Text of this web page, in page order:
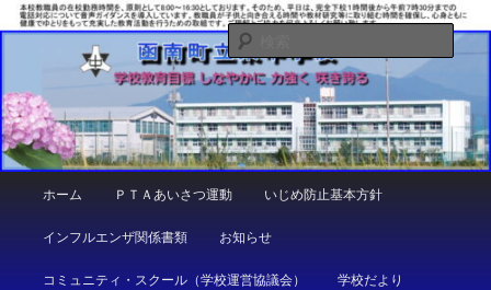
イ
ン
テ
ン
ツ
ブ
テ
ン
ツ
へ
函南町立東中学校
しなやかに 力強く 咲き誇る
検
索
ホーム ＰＴＡあいさつ運動 いじめ防止基本方針
インフルエンザ関係書類 お知らせ
コミュニティ・スクール（学校運営協議会） 学校だより